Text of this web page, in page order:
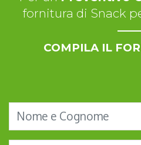
fornitura di Snack
COMPILA IL